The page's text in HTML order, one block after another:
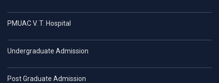
PMUAC V. T. Hospital
Undergraduate Admission
Post Graduate Admission